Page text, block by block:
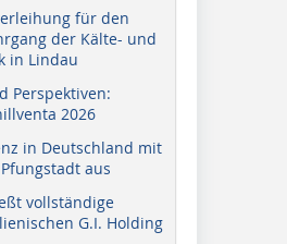
für den
der Kälte- und
in Lindau
Perspektiven:
2026
in Deutschland mit
aus
vollständige
G.I. Holding